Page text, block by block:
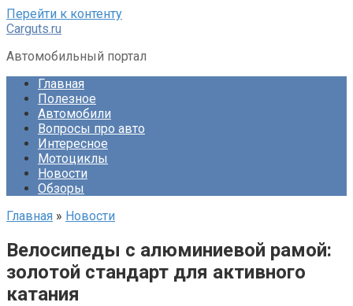
Перейти к контенту
Carguts.ru
Автомобильный портал
Главная
Полезное
Автомобили
Вопросы про авто
Интересное
Мотоциклы
Новости
Обзоры
Главная » Новости
Велосипеды с алюминиевой рамой:
золотой стандарт для активного
катания